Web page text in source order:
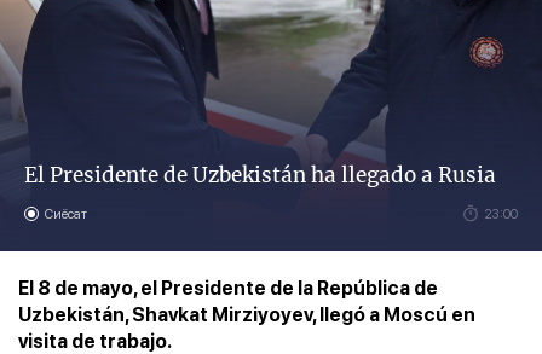
El Presidente de Uzbekistán ha llegado a Rusia
Сиёсат 23:00
El 8 de mayo, el Presidente de la República de
Uzbekistán, Shavkat Mirziyoyev, llegó a Moscú en
visita de trabajo.